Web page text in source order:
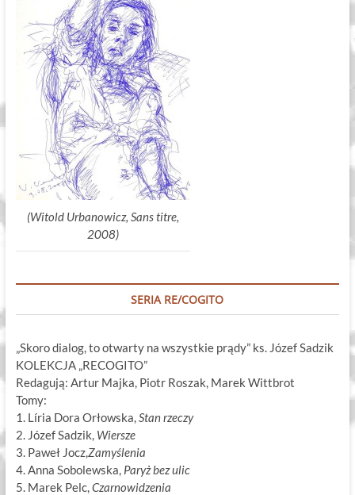
(Witold Urbanowicz, Sans titre,
2008)
SERIA RE/COGITO
„Skoro dialog, to otwarty na wszystkie prądy” ks. Józef Sadzik
KOLEKCJA „RECOGITO”
Redagują: Artur Majka, Piotr Roszak, Marek Wittbrot
Tomy:
1. Líria Dora Orłowska, Stan rzeczy
2. Józef Sadzik, Wiersze
3. Paweł Jocz, Zamyślenia
4. Anna Sobolewska, Paryż bez ulic
5. Marek Pelc, Czarnowidzenia